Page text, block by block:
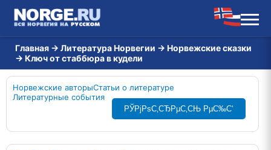
Главная → Литература Норвегии → Норвежские сказки
→ Ключ от стаббюра в кудели
Норвежские авторыСтатьи о литературе
Литературные события
РЎРјРѕС‚СЂРµС‚СЊ РµС‰С‘